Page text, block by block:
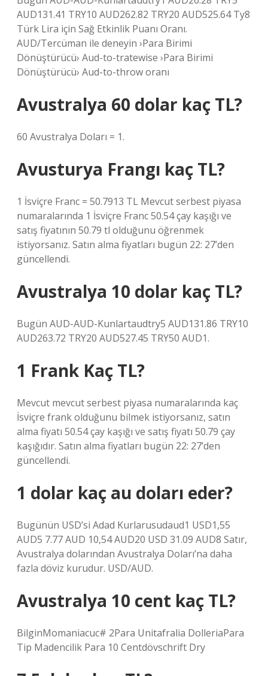
AUD131.41 TRY10 AUD262.82 TRY20 AUD525.64 Ty8
Türk Lira için Sağ Etkinlik Puanı Oranı.
AUD/Tercüman ile deneyin ›Para Birimi
Dönüştürücü› Aud-to-tratewise ›Para Birimi
Dönüştürücü› Aud-to-throw oranı
Avustralya 60 dolar kaç TL?
60 Avustralya Doları = 1.
Avusturya Frangı kaç TL?
1 İsviçre Franc = 50.7913 TL Mevcut serbest piyasa
numaralarında 1 İsviçre Franc 50.54 çay kaşığı ve
satış fiyatının 50.79 tl olduğunu öğrenmek
istiyorsanız. Satın alma fiyatları bugün 22: 27’den
güncellendi.
Avustralya 10 dolar kaç TL?
Bugün AUD-AUD-Kunlartaudtry5 AUD131.86 TRY10
AUD263.72 TRY20 AUD527.45 TRY50 AUD1.
1 Frank Kaç TL?
Mevcut mevcut serbest piyasa numaralarında kaç
İsviçre frank olduğunu bilmek istiyorsanız, satın
alma fiyatı 50.54 çay kaşığı ve satış fiyatı 50.79 çay
kaşığıdır. Satın alma fiyatları bugün 22: 27’den
güncellendi.
1 dolar kaç au doları eder?
Bugünün USD’si Adad Kurlarusudaud1 USD1,55
AUD5 7.77 AUD 10,54 AUD20 USD 31.09 AUD8 Satır,
Avustralya dolarından Avustralya Doları’na daha
fazla döviz kurudur. USD/AUD.
Avustralya 10 cent kaç TL?
BilginMomaniacuc# 2Para Unitafralia DolleriaPara
Tip Madencilik Para 10 Centdövschrift Dry